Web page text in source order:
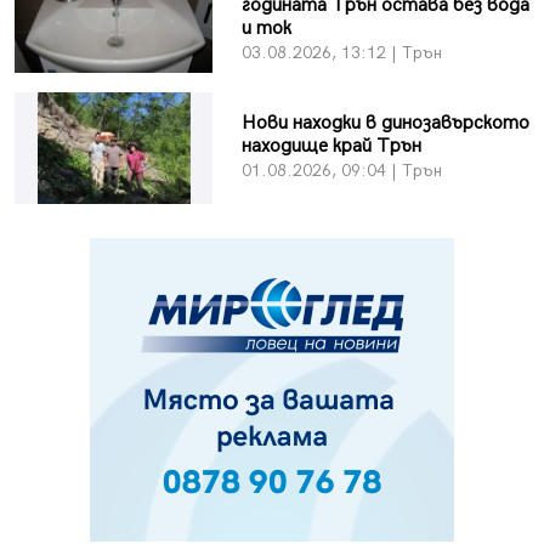
годината Трън остава без вода
и ток
03.08.2026, 13:12 | Трън
Нови находки в динозавърското
находище край Трън
01.08.2026, 09:04 | Трън